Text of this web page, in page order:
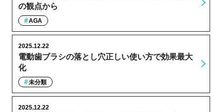
の観点から
AGA
電動歯ブラシの落とし穴正しい使い方で効果最大
化
2025.12.22
未分類
2025.12.22